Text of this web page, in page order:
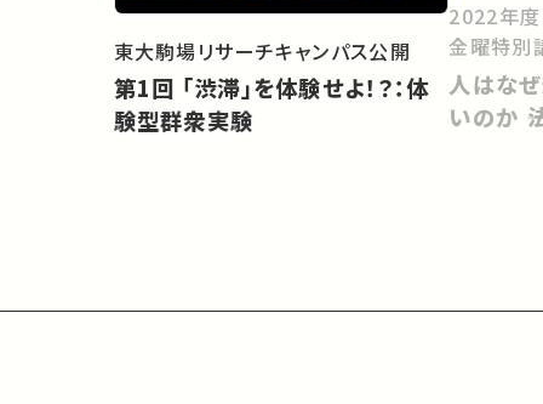
東大駒場リサーチキャンパス公開
第1回 「渋滞」を体験せよ！？：体
験型群衆実験
2022年度
金曜特別
人はな
いのか